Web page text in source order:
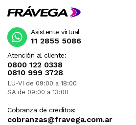
Atención al cliente:
0800 122 0338
0810 999 3728
LU-VI de 09:00 a 18:00
SA de 09:00 a 13:00
Cobranza de créditos:
cobranzas@fravega.com.ar
Asistente virtual
11 2855 5086